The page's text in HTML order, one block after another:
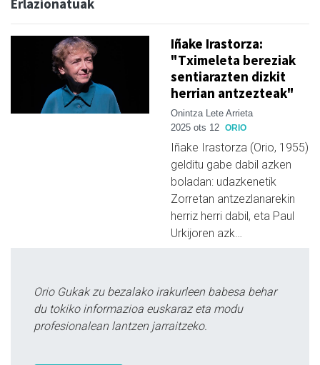
Erlazionatuak
Iñake Irastorza:
"Tximeleta bereziak
sentiarazten dizkit
herrian antzezteak"
Onintza Lete Arrieta
2025 ots 12 ORIO
Iñake Irastorza (Orio, 1955)
gelditu gabe dabil azken
boladan: udazkenetik
Zorretan antzezlanarekin
herriz herri dabil, eta Paul
Urkijoren azk…
Orio Gukak zu bezalako irakurleen babesa behar
du tokiko informazioa euskaraz eta modu
profesionalean lantzen jarraitzeko.